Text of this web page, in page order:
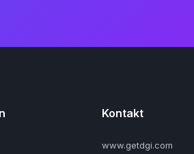
Kontakt
www.getdgi.com